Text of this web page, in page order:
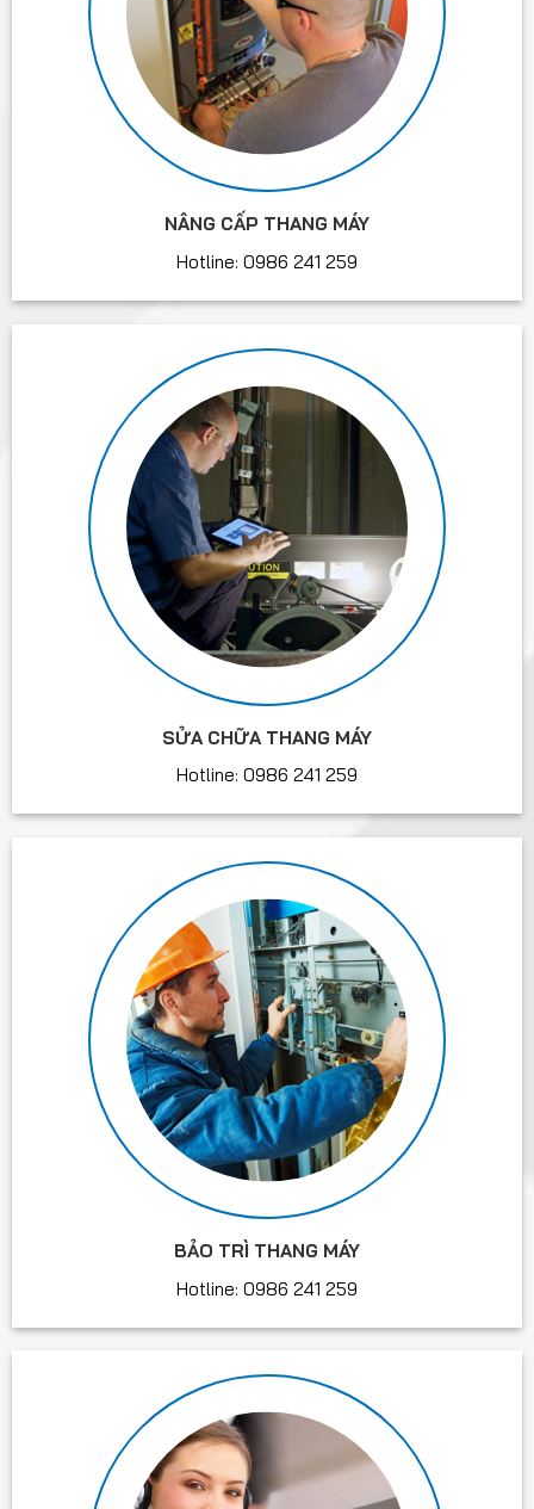
NÂNG CẤP THANG MÁY
Hotline: 0986 241 259
SỬA CHỮA THANG MÁY
Hotline: 0986 241 259
BẢO TRÌ THANG MÁY
Hotline: 0986 241 259